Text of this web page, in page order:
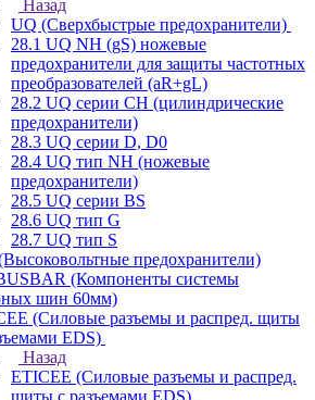
Назад
UQ (Сверхбыстрые предохранители)
28.1 UQ NH (gS) ножевые
предохранители для защиты частотных
преобразователей (aR+gL)
28.2 UQ серии CH (цилиндрические
предохранители)
28.3 UQ серии D, D0
28.4 UQ тип NH (ножевые
предохранители)
28.5 UQ серии BS
28.6 UQ тип G
28.7 UQ тип S
предохранители)
(Компоненты системы
шин 60мм)
(Силовые разъемы и распред. щиты
EDS)
Назад
ETICEE (Силовые разъемы и распред.
щиты с разъемами EDS)